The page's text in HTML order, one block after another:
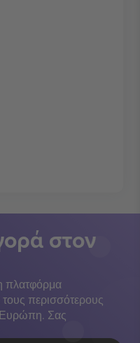
στον
πλατφόρμα
περισσότερους
Σας